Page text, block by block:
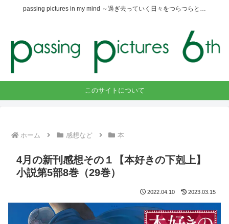
passing pictures in my mind ～過ぎ去っていく日々をつらつらと…
このサイトについて
ホーム 感想など 本
4月の新刊感想その１【本好きの下剋上】
小説第5部8巻（29巻）
2022.04.10 2023.03.15